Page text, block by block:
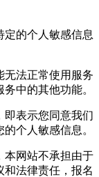
定的个人敏感信息
无法正常使用服务
中的其他功能。
即表示您同意我们
个人敏感信息。
本网站不承担由于
和法律责任，报名